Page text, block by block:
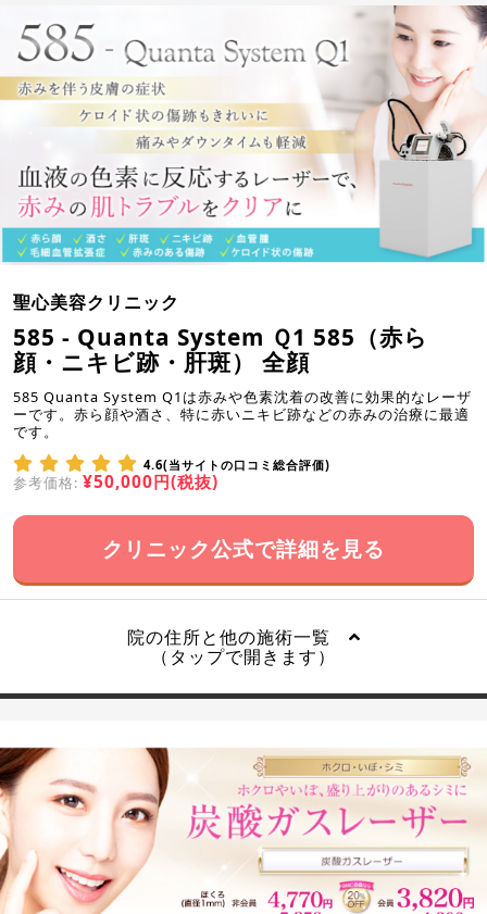
聖心美容クリニック
585 - Quanta System Ｑ1 585（赤ら
顔・ニキビ跡・肝斑） 全顔
585 Quanta System Q1は赤みや色素沈着の改善に効果的なレーザ
ーです。赤ら顔や酒さ、特に赤いニキビ跡などの赤みの治療に最適
です。
4.6(当サイトの口コミ総合評価)
参考価格: ¥50,000円(税抜)
クリニック公式で詳細を見る
院の住所と他の施術一覧
（タップで開きます）